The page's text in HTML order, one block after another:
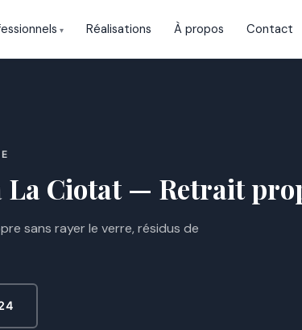
Réalisations À propos Contact
La Ciotat — Retrait
sans rayer le verre, résidus de